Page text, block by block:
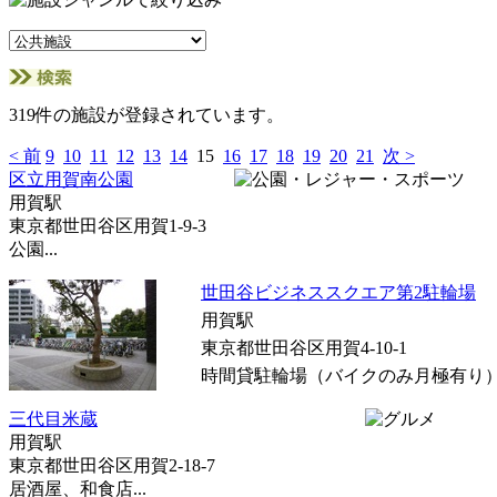
319件の施設が登録されています。
< 前 9 10 11 12 13 14 15 16 17 18 19 20 21
次 >
区立用賀南公園
用賀駅
東京都世田谷区用賀1-9-3
公園...
世田谷ビジネススクエア第2駐輪場
用賀駅
東京都世田谷区用賀4-10-1
時間貸駐輪場（バイクのみ月極有り
三代目米蔵
用賀駅
東京都世田谷区用賀2-18-7
居酒屋、和食店...